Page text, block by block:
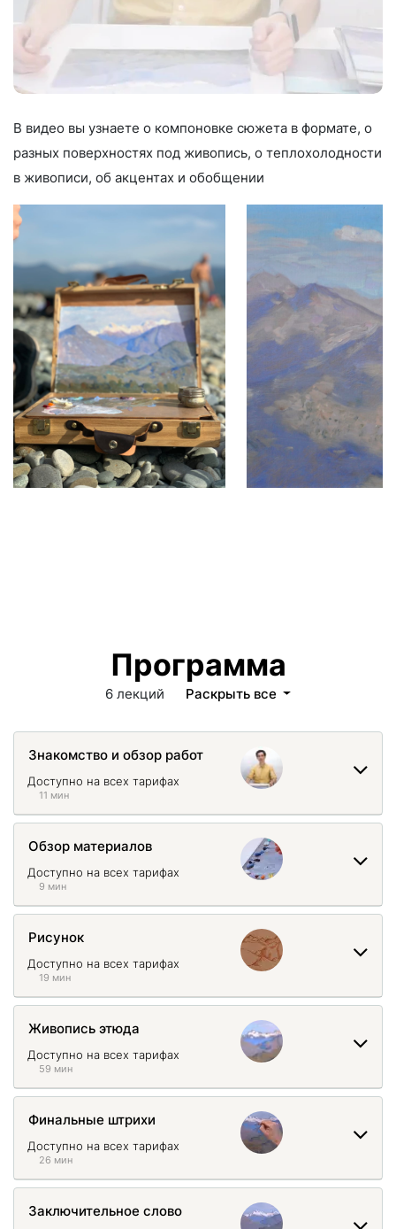
В видео вы узнаете о компоновке сюжета в формате, о
разных поверхностях под живопись, о теплохолодности
в живописи, об акцентах и обобщении
Программа
6 лекций Раскрыть все
Знакомство и обзор работ
Доступно на всех тарифах
11 мин
Обзор материалов
Доступно на всех тарифах
9 мин
Рисунок
Доступно на всех тарифах
19 мин
Живопись этюда
Доступно на всех тарифах
59 мин
Финальные штрихи
Доступно на всех тарифах
26 мин
Заключительное слово